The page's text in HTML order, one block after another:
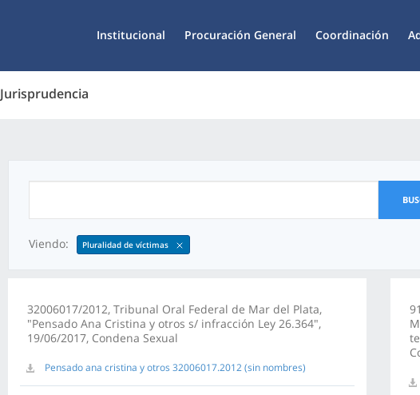
Institucional Procuración General Coordinación
Jurisprudencia
Viendo: Pluralidad de víctimas
32006017/2012, Tribunal Oral Federal de Mar del Plata,
"Pensado Ana Cristina y otros s/ infracción Ley 26.364",
19/06/2017, Condena Sexual
Pensado ana cristina y otros 32006017.2012 (sin nombres)